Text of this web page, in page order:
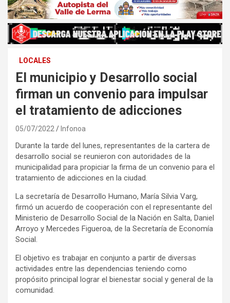
LOCALES
El municipio y Desarrollo social
firman un convenio para impulsar
el tratamiento de adicciones
05/07/2022 Infonoa
Durante la tarde del lunes, representantes de la cartera de
desarrollo social se reunieron con autoridades de la
municipalidad para propiciar la firma de un convenio para el
tratamiento de adicciones en la ciudad.
La secretaría de Desarrollo Humano, María Silvia Varg,
firmó un acuerdo de cooperación con el representante del
Ministerio de Desarrollo Social de la Nación en Salta, Daniel
Arroyo y Mercedes Figueroa, de la Secretaría de Economía
Social.
El objetivo es trabajar en conjunto a partir de diversas
actividades entre las dependencias teniendo como
propósito principal lograr el bienestar social y general de la
comunidad.